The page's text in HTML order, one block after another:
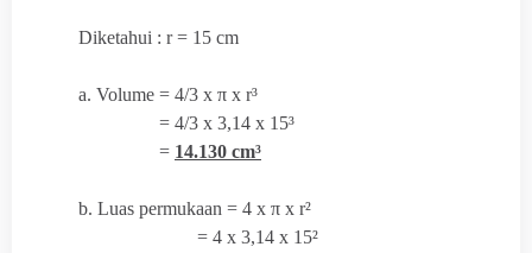
Diketahui : r = 15 cm
a. Volume = 4/3 x π x r³
= 4/3 x 3,14 x 15³
= 14.130 cm³
b. Luas permukaan = 4 x π x r²
= 4 x 3,14 x 15²